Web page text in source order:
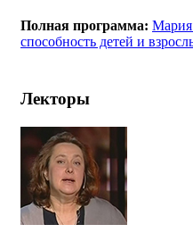
Полная программа: Мария
способность детей и
Лекторы